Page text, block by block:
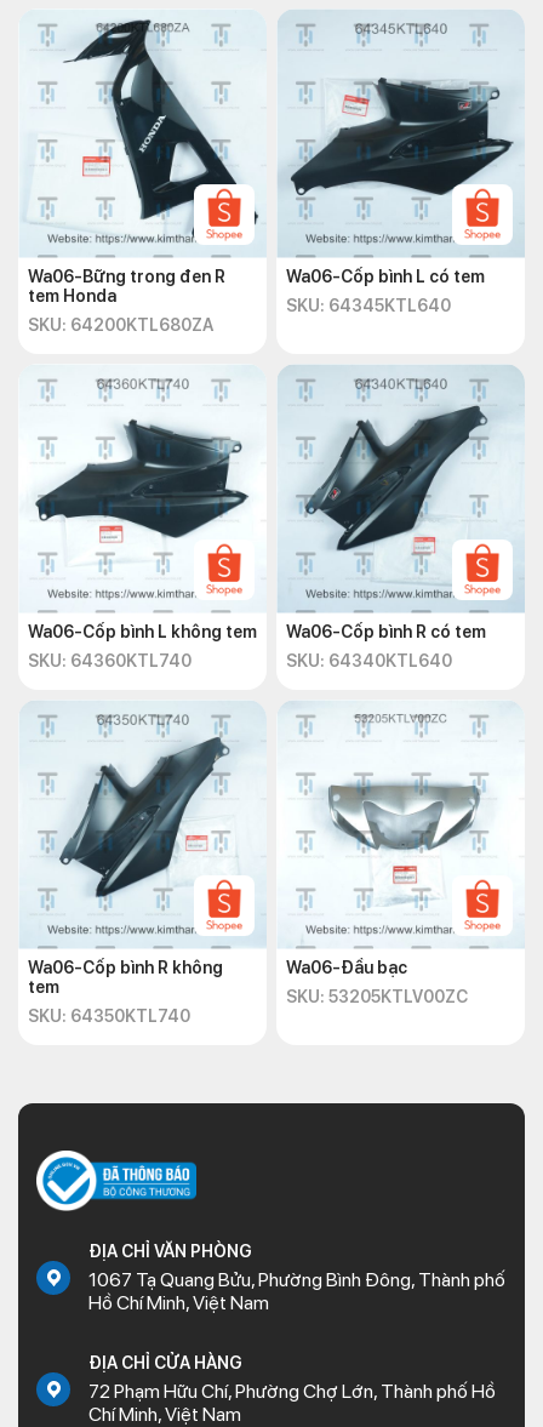
Wa06-Bững trong đen R
tem Honda
SKU: 64200KTL680ZA
Wa06-Cốp bình L có tem
SKU: 64345KTL640
Wa06-Cốp bình L không tem
SKU: 64360KTL740
Wa06-Cốp bình R có tem
SKU: 64340KTL640
Wa06-Cốp bình R không
tem
SKU: 64350KTL740
Wa06-Đầu bạc
SKU: 53205KTLV00ZC
ĐỊA CHỈ VĂN PHÒNG
1067 Tạ Quang Bửu, Phường Bình Đông, Thành phố
Hồ Chí Minh, Việt Nam
ĐỊA CHỈ CỬA HÀNG
72 Phạm Hữu Chí, Phường Chợ Lớn, Thành phố Hồ
Chí Minh, Việt Nam